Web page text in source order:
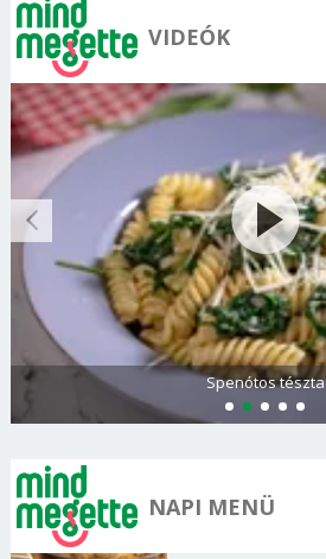
VIDEÓK
Spenótos tészta
NAPI MENÜ
Mégse